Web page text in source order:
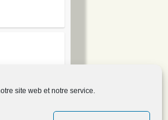
site web et notre service.